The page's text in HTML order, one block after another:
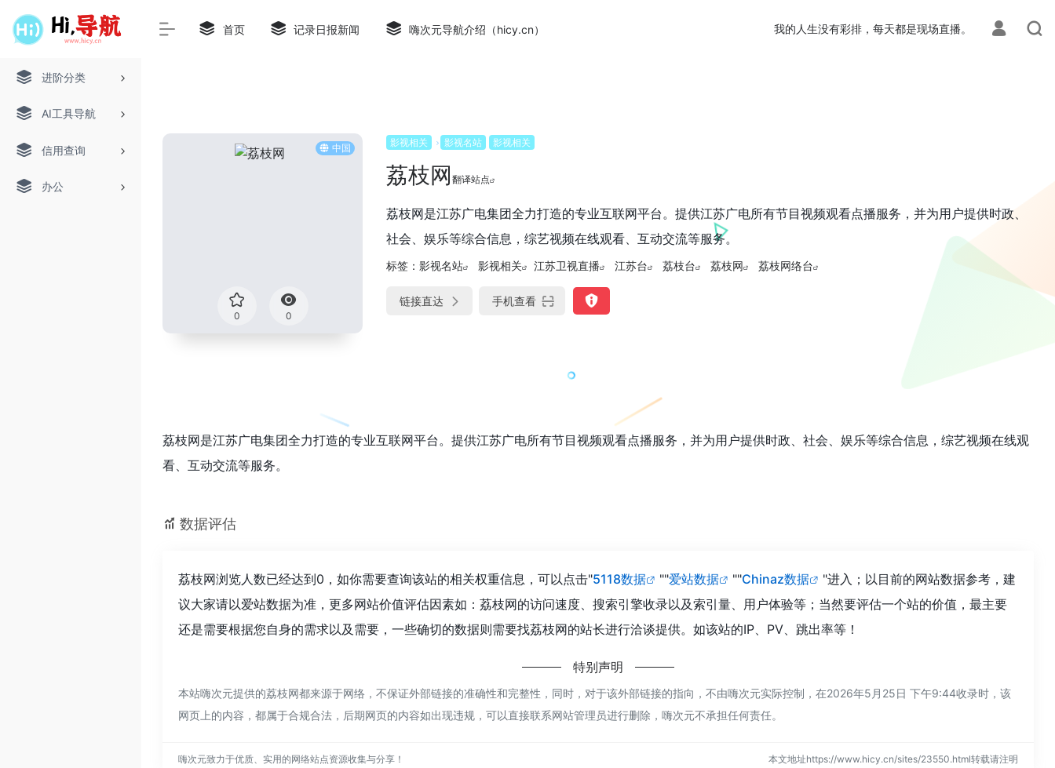
进阶分类
AI工具导航
信用查询
办公
首页 记录日报新闻 嗨次元导航介绍（hicy.cn） 我的人生没有彩排，每天都是现场直播。
中国
0 0
影视相关 影视名站 影视相关
荔枝网 翻译站点
荔枝网是江苏广电集团全力打造的专业互联网平台。提供江苏广电所有节目视频观看点播服务，并为用户提供时政、
社会、娱乐等综合信息，综艺视频在线观看、互动交流等服务。
标签： 影视名站 影视相关 江苏卫视直播 江苏台 荔枝台 荔枝网 荔枝网络台
链接直达 手机查看
荔枝网是江苏广电集团全力打造的专业互联网平台。提供江苏广电所有节目视频观看点播服务，并为用户提供时政、社会、娱乐等综合信息，综艺视频在线观
看、互动交流等服务。
数据评估
荔枝网浏览人数已经达到0，如你需要查询该站的相关权重信息，可以点击"5118数据 ""爱站数据 ""Chinaz数据
"进入；以目前的网站数据参考，建
议大家请以爱站数据为准，更多网站价值评估因素如：荔枝网的访问速度、搜索引擎收录以及索引量、用户体验等；当然要评估一个站的价值，最主要
还是需要根据您自身的需求以及需要，一些确切的数据则需要找荔枝网的站长进行洽谈提供。如该站的IP、PV、跳出率等！
特别声明
本站嗨次元提供的荔枝网都来源于网络，不保证外部链接的准确性和完整性，同时，对于该外部链接的指向，不由嗨次元实际控制，在2026年5月25日 下午9:44收录时，该
网页上的内容，都属于合规合法，后期网页的内容如出现违规，可以直接联系网站管理员进行删除，嗨次元不承担任何责任。
嗨次元致力于优质、实用的网络站点资源收集与分享！ 本文地址https://www.hicy.cn/sites/23550.html转载请注明